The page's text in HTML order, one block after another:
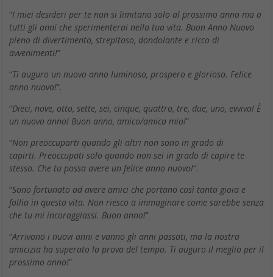
“I miei desideri per te non si limitano solo al prossimo anno ma a
tutti gli anni che sperimenterai nella tua vita. Buon Anno Nuovo
pieno di divertimento, strepitoso, dondolante e ricco di
avvenimenti!”
“Ti auguro un nuovo anno luminoso, prospero e glorioso. Felice
anno nuovo!“.
“Dieci, nove, otto, sette, sei, cinque, quattro, tre, due, uno, evviva! È
un nuovo anno! Buon anno, amico/amica mio!”
“Non preoccuparti quando gli altri non sono in grado di
capirti. Preoccupati solo quando non sei in grado di capire te
stesso. Che tu possa avere un felice anno nuovo!“.
“Sono fortunato ad avere amici che portano così tanta gioia e
follia in questa vita. Non riesco a immaginare come sarebbe senza
che tu mi incoraggiassi. Buon anno!”
“Arrivano i nuovi anni e vanno gli anni passati, ma la nostra
amicizia ha superato la prova del tempo. Ti auguro il meglio per il
prossimo anno!”